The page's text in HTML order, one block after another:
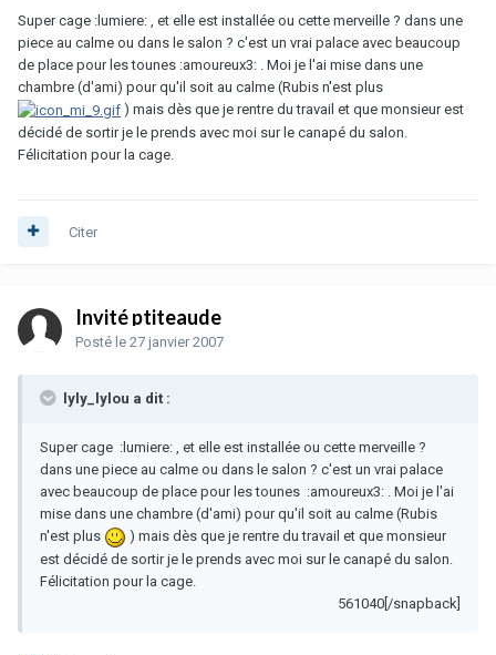
Super cage :lumiere: , et elle est installée ou cette merveille ? dans une
piece au calme ou dans le salon ? c'est un vrai palace avec beaucoup
de place pour les tounes :amoureux3: . Moi je l'ai mise dans une
chambre (d'ami) pour qu'il soit au calme (Rubis n'est plus
) mais dès que je rentre du travail et que monsieur est
décidé de sortir je le prends avec moi sur le canapé du salon.
Félicitation pour la cage.
Citer
Invité ptiteaude
Posté le 27 janvier 2007
lyly_lylou a dit :
Super cage :lumiere: , et elle est installée ou cette merveille ?
dans une piece au calme ou dans le salon ? c'est un vrai palace
avec beaucoup de place pour les tounes :amoureux3: . Moi je l'ai
mise dans une chambre (d'ami) pour qu'il soit au calme (Rubis
n'est plus
) mais dès que je rentre du travail et que monsieur
est décidé de sortir je le prends avec moi sur le canapé du salon.
Félicitation pour la cage.
561040[/snapback]